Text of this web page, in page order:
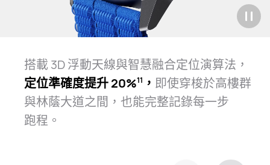
搭載 3D 浮動天線與智慧融合定位演算法，
定位準確度提升 20%⁠11 ， 即使穿梭於高樓群
與林蔭大道之間，也能完整記錄每一步
跑⁠程。